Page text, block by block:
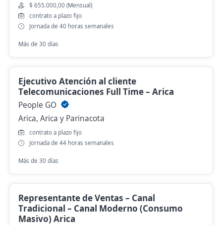
$ 655.000,00 (Mensual)
contrato a plazo fijo
Jornada de 40 horas semanales
Más de 30 días
Ejecutivo Atención al cliente
Telecomunicaciones Full Time – Arica
People GO
Arica, Arica y Parinacota
contrato a plazo fijo
Jornada de 44 horas semanales
Más de 30 días
Representante de Ventas – Canal
Tradicional – Canal Moderno (Consumo
Masivo) Arica